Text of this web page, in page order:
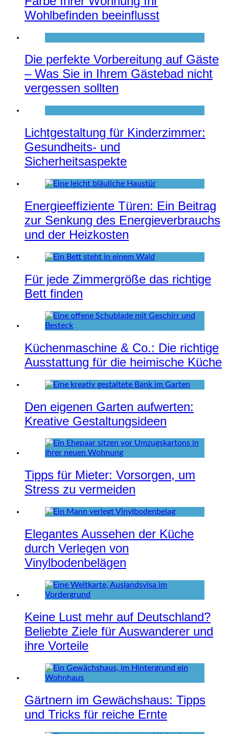
Wohlbefinden beeinflusst
Die perfekte Vorbereitung auf Gäste
– Was Sie in Ihrem Gästebad nicht
vergessen sollten
Lichtgestaltung für Kinderzimmer:
Gesundheits- und
Sicherheitsaspekte
Energieeffiziente Türen: Ein Beitrag
zur Senkung des Energieverbrauchs
und der Heizkosten
Für jede Zimmergröße das richtige
Bett finden
Küchenmaschine & Co.: Die richtige
Ausstattung für die heimische Küche
Den eigenen Garten aufwerten:
Kreative Gestaltungsideen
Tipps für Mieter: Vorsorgen, um
Stress zu vermeiden
Elegantes Aussehen der Küche
durch Verlegen von
Vinylbodenbelägen
Keine Lust mehr auf Deutschland?
Beliebte Ziele für Auswanderer und
ihre Vorteile
Gärtnern im Gewächshaus: Tipps
und Tricks für reiche Ernte